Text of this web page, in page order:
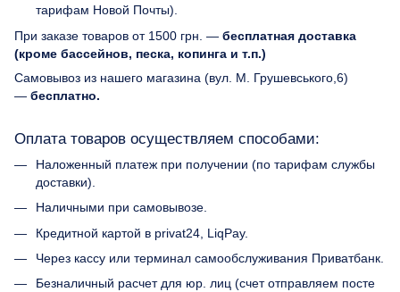
тарифам Новой Почты).
При заказе товаров от 1500 грн. — бесплатная доставка
(кроме бассейнов, песка, копинга и т.п.)
Самовывоз из нашего магазина (вул. М. Грушевського,6)
— бесплатно.
Оплата товаров осуществляем способами:
Наложенный платеж при получении (по тарифам службы
доставки).
Наличными при самовывозе.
Кредитной картой в privat24, LiqPay.
Через кассу или терминал самообслуживания Приватбанк.
Безналичный расчет для юр. лиц (счет отправляем посте